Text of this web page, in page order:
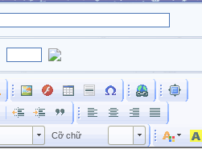
Cỡ chữ Kích cỡ phông